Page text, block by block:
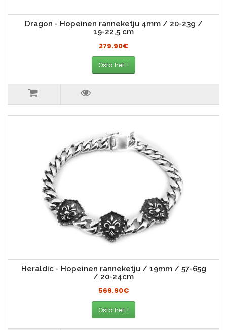
Dragon - Hopeinen ranneketju 4mm / 20-23g /
19-22,5 cm
279.90€
Osta heti !
Heraldic - Hopeinen ranneketju / 19mm / 57-65g
/ 20-24cm
569.90€
Osta heti !